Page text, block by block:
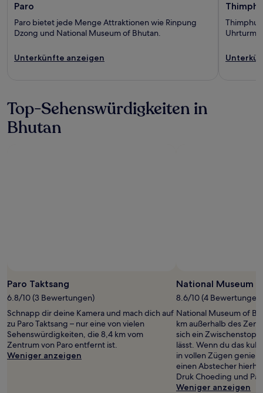
Paro
Paro bietet jede Menge Attraktionen wie Rinpung
Dzong und National Museum of Bhutan.
Unterkünfte anzeigen
Thimphu
Thimphu
Top-Sehenswürdigkeiten in
Bhutan
Paro Taktsang
6.8/10 (3 Bewertungen)
Schnapp dir deine Kamera und mach dich auf
zu Paro Taktsang – nur eine von vielen
Sehenswürdigkeiten, die 8,4 km vom
Zentrum von Paro entfernt ist.
Weniger anzeigen
National Museum
8.6/10 (4 Bewertungen)
National Museum of
km außerhalb des
sich ein
lässt. Wenn du das
in vollen Zügen
einen Abstecher
Druk Choeding und
Weniger anzeigen